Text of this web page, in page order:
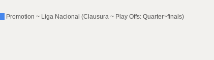
Promotion ~ Liga Nacional (Clausura ~ Play Offs: Quarter~finals)